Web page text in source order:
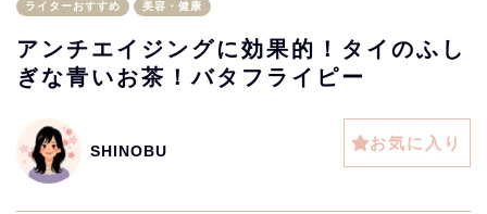
ライターおすすめ 美容・健康
アンチエイジングに効果的！タイのふし
ぎな青いお茶！バタフライピー
SHINOBU お気に入り